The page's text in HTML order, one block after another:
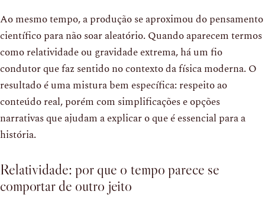
Ao mesmo tempo, a produção se aproximou do pensamento
científico para não soar aleatório. Quando aparecem termos
como relatividade ou gravidade extrema, há um fio
condutor que faz sentido no contexto da física moderna. O
resultado é uma mistura bem específica: respeito ao
conteúdo real, porém com simplificações e opções
narrativas que ajudam a explicar o que é essencial para a
história.
Relatividade: por que o tempo parece se
comportar de outro jeito